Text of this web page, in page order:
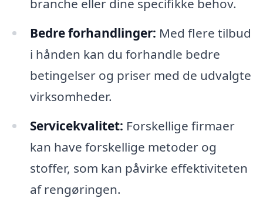
branche eller dine specifikke behov.
Bedre forhandlinger: Med flere tilbud
i hånden kan du forhandle bedre
betingelser og priser med de udvalgte
virksomheder.
Servicekvalitet: Forskellige firmaer
kan have forskellige metoder og
stoffer, som kan påvirke effektiviteten
af rengøringen.